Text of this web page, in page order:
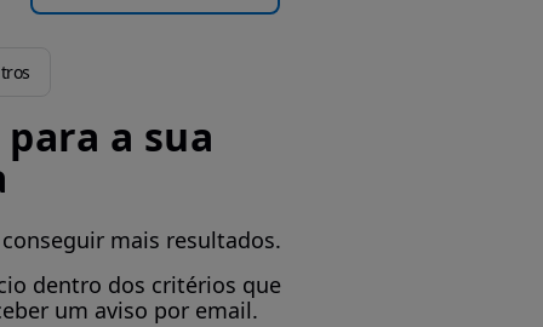
a sua
mais resultados.
dentro dos critérios que
um aviso por email.